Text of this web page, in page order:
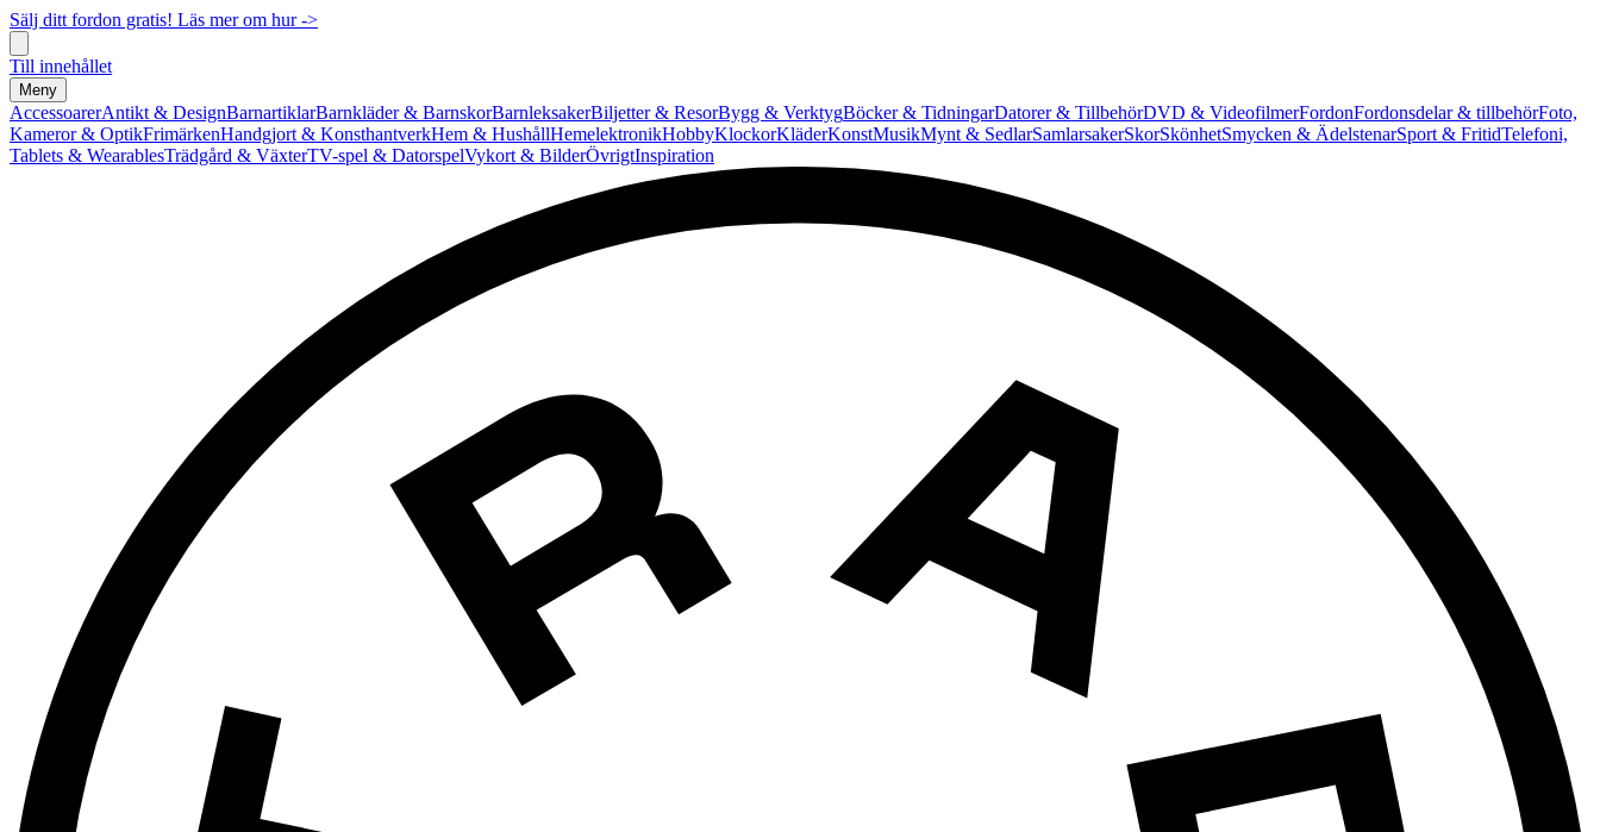
Sälj ditt fordon gratis! Läs mer om hur ->
Till innehållet
Meny
AccessoarerAntikt & DesignBarnartiklarBarnkläder & BarnskorBarnleksakerBiljetter & ResorBygg & VerktygBöcker & TidningarDatorer & TillbehörDVD & VideofilmerFordonFordonsdelar & tillbehörFoto,
Kameror & OptikFrimärkenHandgjort & KonsthantverkHem & HushållHemelektronikHobbyKlockorKläderKonstMusikMynt & SedlarSamlarsakerSkorSkönhetSmycken & ÄdelstenarSport & FritidTelefoni,
Tablets & WearablesTrädgård & VäxterTV-spel & DatorspelVykort & BilderÖvrigtInspiration